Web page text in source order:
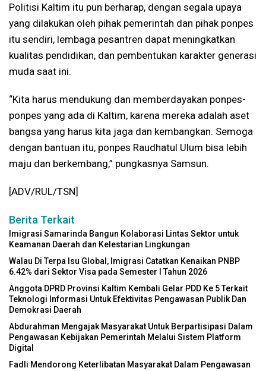
Politisi Kaltim itu pun berharap, dengan segala upaya
yang dilakukan oleh pihak pemerintah dan pihak ponpes
itu sendiri, lembaga pesantren dapat meningkatkan
kualitas pendidikan, dan pembentukan karakter generasi
muda saat ini.
“Kita harus mendukung dan memberdayakan ponpes-
ponpes yang ada di Kaltim, karena mereka adalah aset
bangsa yang harus kita jaga dan kembangkan. Semoga
dengan bantuan itu, ponpes Raudhatul Ulum bisa lebih
maju dan berkembang,” pungkasnya Samsun.
[ADV/RUL/TSN]
Berita Terkait
Imigrasi Samarinda Bangun Kolaborasi Lintas Sektor untuk
Keamanan Daerah dan Kelestarian Lingkungan
Walau Di Terpa Isu Global, Imigrasi Catatkan Kenaikan PNBP
6.42% dari Sektor Visa pada Semester I Tahun 2026
Anggota DPRD Provinsi Kaltim Kembali Gelar PDD Ke 5 Terkait
Teknologi Informasi Untuk Efektivitas Pengawasan Publik Dan
Demokrasi Daerah
Abdurahman Mengajak Masyarakat Untuk Berpartisipasi Dalam
Pengawasan Kebijakan Pemerintah Melalui Sistem Platform
Digital
Fadli Mendorong Keterlibatan Masyarakat Dalam Pengawasan